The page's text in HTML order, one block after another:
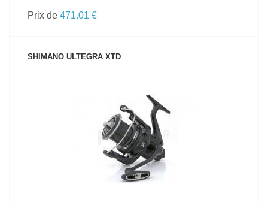
Prix de 471.01 €
SHIMANO ULTEGRA XTD
VOIR LE PRODUIT